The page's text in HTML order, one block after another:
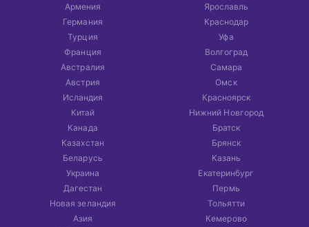
Армения
Германия
Турция
Франция
Австралия
Австрия
Исландия
Китай
Канада
Казахстан
Беларусь
Украина
Дагестан
Новая зеландия
Азия
Ярославль
Краснодар
Уфа
Волгоград
Самара
Омск
Красноярск
Нижний Новгород
Братск
Брянск
Казань
Екатеринбург
Пермь
Тольятти
Кемерово